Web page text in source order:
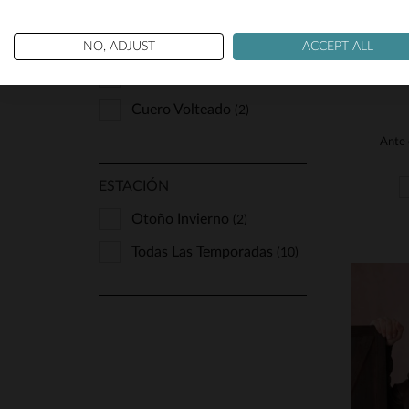
Terciopelo(3)
Aspecto Envejecido
Cuero Volteado (2)
ESTACIÓN
Otoño Invierno (2)
Todas Las Temporadas (10)
NO, ADJUST ACCEPT ALL